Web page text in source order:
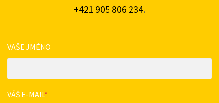
+421 905 806 234.
VAŠE JMÉNO
VÁŠ E-MAIL*